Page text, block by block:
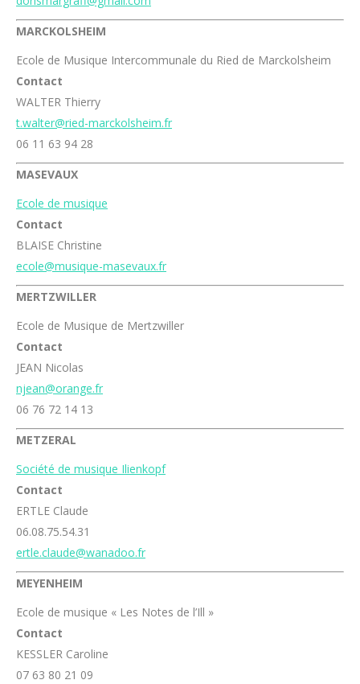
MARCKOLSHEIM
Ecole de Musique Intercommunale du Ried de Marckolsheim
Contact
WALTER Thierry
t.walter@ried-marckolsheim.fr
06 11 63 94 28
MASEVAUX
Ecole de musique
Contact
BLAISE Christine
ecole@musique-masevaux.fr
MERTZWILLER
Ecole de Musique de Mertzwiller
Contact
JEAN Nicolas
njean@orange.fr
06 76 72 14 13
METZERAL
Société de musique Ilienkopf
Contact
ERTLE Claude
06.08.75.54.31
ertle.claude@wanadoo.fr
MEYENHEIM
Ecole de musique « Les Notes de l’Ill »
Contact
KESSLER Caroline
07 63 80 21 09